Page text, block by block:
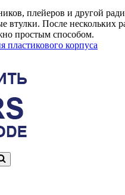
плейеров и другой
втулки. После нескольких
простым способом.
пластикового корпуса